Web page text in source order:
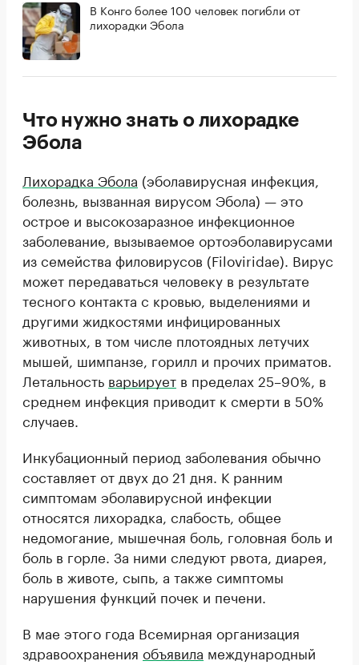
В Конго более 100 человек погибли от
лихорадки Эбола
Что нужно знать о лихорадке
Эбола
Лихорадка Эбола (эболавирусная инфекция,
болезнь, вызванная вирусом Эбола) — это
острое и высокозаразное инфекционное
заболевание, вызываемое ортоэболавирусами
из семейства филовирусов (Filoviridae). Вирус
может передаваться человеку в результате
тесного контакта с кровью, выделениями и
другими жидкостями инфицированных
животных, в том числе плотоядных летучих
мышей, шимпанзе, горилл и прочих приматов.
Летальность варьирует в пределах 25–90%, в
среднем инфекция приводит к смерти в 50%
случаев.
Инкубационный период заболевания обычно
составляет от двух до 21 дня. К ранним
симптомам эболавирусной инфекции
относятся лихорадка, слабость, общее
недомогание, мышечная боль, головная боль и
боль в горле. За ними следуют рвота, диарея,
боль в животе, сыпь, а также симптомы
нарушения функций почек и печени.
В мае этого года Всемирная организация
здравоохранения объявила международный